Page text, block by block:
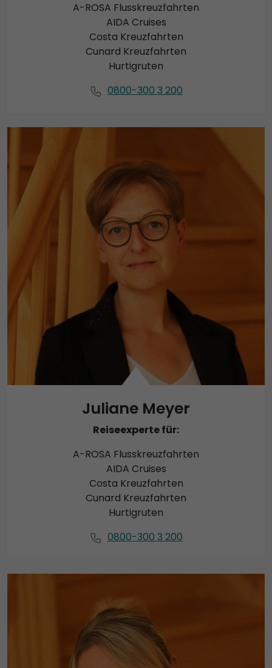
A-ROSA Flusskreuzfahrten
AIDA Cruises
Costa Kreuzfahrten
Cunard Kreuzfahrten
Hurtigruten
0800-300 3 200
Juliane Meyer
Reiseexperte für:
A-ROSA Flusskreuzfahrten
AIDA Cruises
Costa Kreuzfahrten
Cunard Kreuzfahrten
Hurtigruten
0800-300 3 200